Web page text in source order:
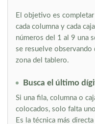
El objetivo es
cada columna y cada
números del 1 al 9 una
se resuelve observando
zona del tablero.
Busca el último
Si una fila, columna o
colocados, solo falta
Es la técnica más